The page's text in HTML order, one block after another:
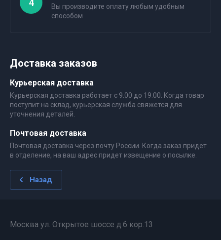
4
Вы производите оплату любым удобным
способом
Доставка заказов
Курьерская доставка
Курьерская доставка работает с 9.00 до 19.00. Когда товар
поступит на склад, курьерская служба свяжется для
уточнения деталей.
Почтовая доставка
Почтовая доставка через почту России. Когда заказ придет
в отделение, на ваш адрес придет извещение о посылке.
Назад
Москва ул. Открытое шоссе д.6 кор.13